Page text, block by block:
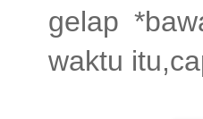
gelap
waktu